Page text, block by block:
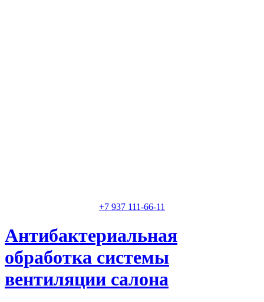
+7 937 111-66-11
Антибактериальная
обработка системы
вентиляции салона